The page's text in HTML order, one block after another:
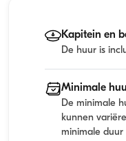
Kapitein en
De huur is
Minimale
De minimale
kunnen
minimale